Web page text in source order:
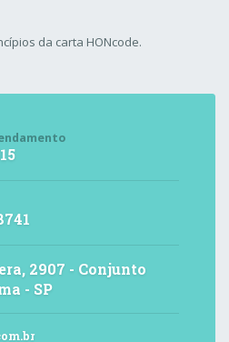
da carta HONcode.
2907 - Conjunto
- SP